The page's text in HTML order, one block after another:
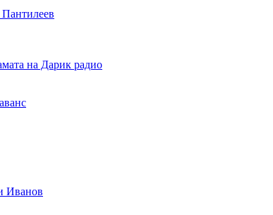
на Дарик радио
Иванов